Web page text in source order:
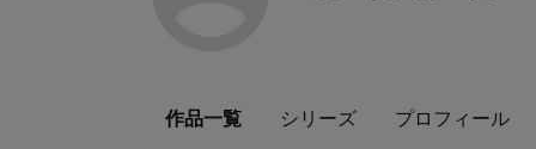
作品一覧 シリーズ プロフィール